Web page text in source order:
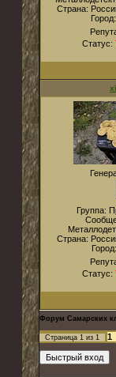
Страна:
Город:
Статус:
Группа:
Страна:
Город:
Статус:
Форум Самарских
Страница 1 из 1 1